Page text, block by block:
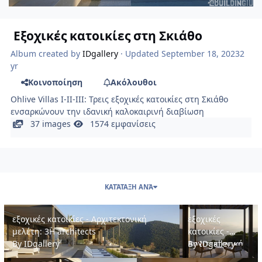
Εξοχικές κατοικίες στη Σκιάθο
Album created byIDgallery · UpdatedSeptember 18, 20232
yr
Κοινοποίηση
Ακόλουθοι
Ohlive Villas I-II-III: Τρεις εξοχικές κατοικίες στη Σκιάθο
ενσαρκώνουν την ιδανική καλοκαιρινή διαβίωση
37 images
1574 εμφανίσεις
ΚΑΤΆΤΑΞΗ ΑΝΆ
εξοχικές κατοικίες - Αρχιτεκτονική μελέτη: 3H architects
εξοχικές κατοικίες - Αρχιτεκτονική
μελέτη: 3H architects
ByIDgallery
εξοχικές κατοικίες
εξοχικές
κατοικίες -
Αρχιτεκτονική
μελέτη: 3H
ByIDgallery